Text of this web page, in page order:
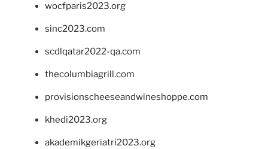
wocfparis2023.org
sinc2023.com
scdlqatar2022-qa.com
thecolumbiagrill.com
provisionscheeseandwineshoppe.com
khedi2023.org
akademikgeriatri2023.org